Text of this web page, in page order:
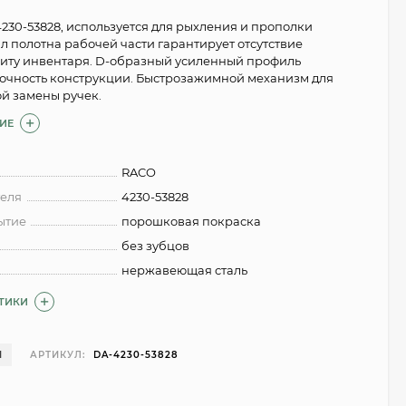
53828, используется для рыхления и прополки
рабочей части гарантирует отсутствие
инвентаря. D-образный усиленный профиль
конструкции. Быстрозажимной механизм для
замены ручек.
RACO
4230-53828
порошковая покраска
без зубцов
нержавеющая сталь
АРТИКУЛ: DA-4230-53828